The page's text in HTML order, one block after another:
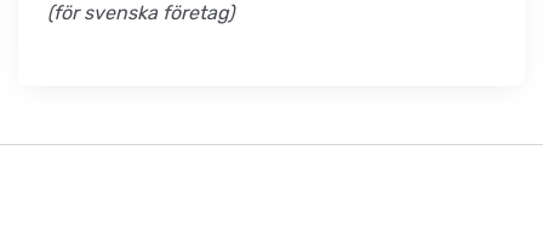
(för svenska företag)